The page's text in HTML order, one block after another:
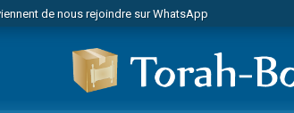
de nous rejoindre sur WhatsApp
viennent de faire un don pour 5 jours de vacances aux
viennent de faire un don pour Diane, 80 ans, dans un